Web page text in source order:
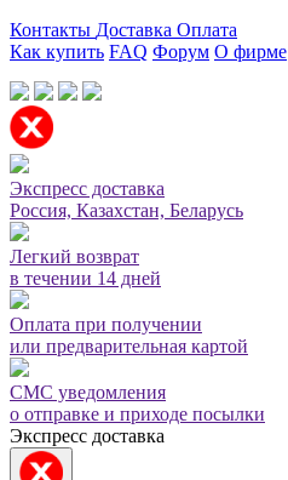
Контакты Доставка Оплата
Как купить FAQ Форум О фирме
Экспресс доставка
Россия, Казахстан, Беларусь
Легкий возврат
в течении 14 дней
Оплата при получении
или предварительная картой
СМС уведомления
о отправке и приходе посылки
Экспресс доставка